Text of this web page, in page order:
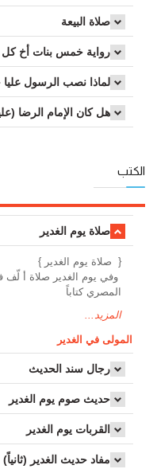
صلاة البيعة
رواية خمس بنات أخ كل
الكتب
صلاة يوم الغدير
{ صلاة يوم الغدير }
وفي يوم الغدير صلاة أ لّف
المصري كتاباً
المزيد...
المولى في الغدير
رجال سند الحديث
حديث صوم يوم الغدير
القربات يوم الغدير
مفاد حديث الغدير (ثانياً)